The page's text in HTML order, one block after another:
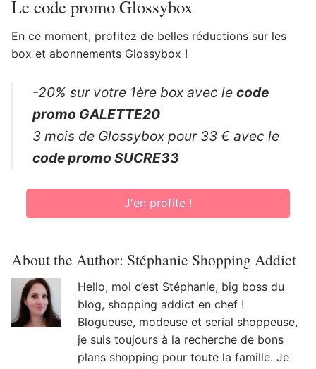
Le code promo Glossybox
En ce moment, profitez de belles réductions sur les
box et abonnements Glossybox !
-20% sur votre 1ère box avec lecode
promo GALETTE20
3 mois de Glossybox pour 33 € avec le
code promo SUCRE33
J'en profite !
About the Author: Stéphanie Shopping Addict
Hello, moi c’est Stéphanie, big boss du
blog, shopping addict en chef !
Blogueuse, modeuse et serial shoppeuse,
je suis toujours à la recherche de bons
plans shopping pour toute la famille. Je